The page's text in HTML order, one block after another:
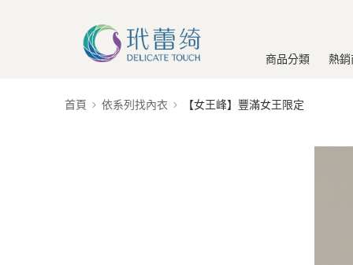
商品分類 熱銷
首頁 依系列找內衣 【女王峰】豐滿女王限定